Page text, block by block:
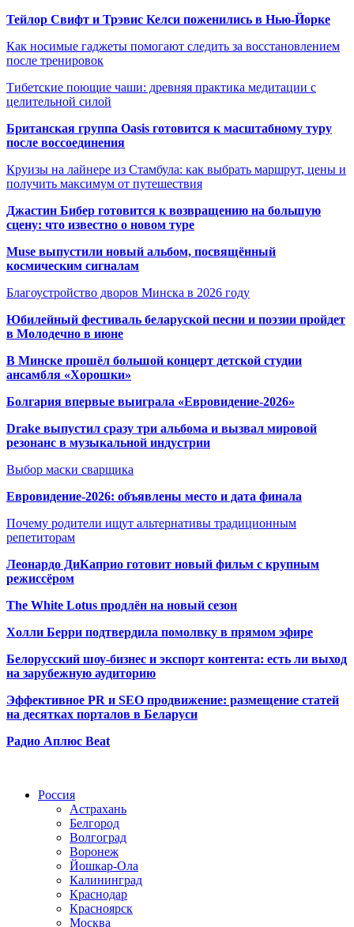
Тейлор Свифт и Трэвис Келси поженились в Нью-Йорке
Как носимые гаджеты помогают следить за восстановлением
после тренировок
Тибетские поющие чаши: древняя практика медитации с
целительной силой
Британская группа Oasis готовится к масштабному туру
после воссоединения
Круизы на лайнере из Стамбула: как выбрать маршрут, цены и
получить максимум от путешествия
Джастин Бибер готовится к возвращению на большую
сцену: что известно о новом туре
Muse выпустили новый альбом, посвящённый
космическим сигналам
Благоустройство дворов Минска в 2026 году
Юбилейный фестиваль беларуской песни и поэзии пройдет
в Молодечно в июне
В Минске прошёл большой концерт детской студии
ансамбля «Хорошки»
Болгария впервые выиграла «Евровидение-2026»
Drake выпустил сразу три альбома и вызвал мировой
резонанс в музыкальной индустрии
Выбор маски сварщика
Евровидение-2026: объявлены место и дата финала
Почему родители ищут альтернативы традиционным
репетиторам
Леонардо ДиКаприо готовит новый фильм с крупным
режиссёром
The White Lotus продлён на новый сезон
Холли Берри подтвердила помолвку в прямом эфире
Белорусский шоу-бизнес и экспорт контента: есть ли выход
на зарубежную аудиторию
Эффективное PR и SEO продвижение: размещение статей
на десятках порталов в Беларуси
Радио Аплюс Beat
Россия
Астрахань
Белгород
Волгоград
Воронеж
Йошкар-Ола
Калининград
Краснодар
Красноярск
Москва